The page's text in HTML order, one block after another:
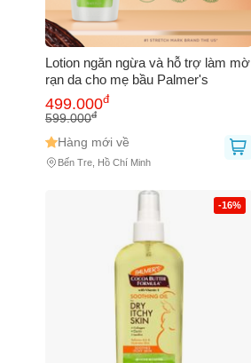
Lotion ngăn ngừa và hỗ trợ làm mờ
rạn da cho mẹ bầu Palmer's
499.000đ
599.000đ
Hàng mới về
Bến Tre, Hồ Chí Minh
-16%